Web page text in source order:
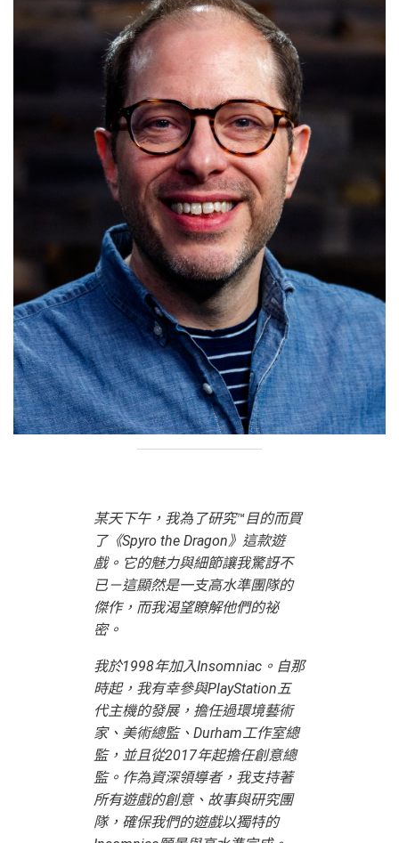
某天下午，我為了研究™目的而買
了《Spyro the Dragon》這款遊
戲。它的魅力與細節讓我驚訝不
已－這顯然是一支高水準團隊的
傑作，而我渴望瞭解他們的祕
密。
我於1998年加入Insomniac。自那
時起，我有幸參與PlayStation五
代主機的發展，擔任過環境藝術
家、美術總監、Durham工作室總
監，並且從2017年起擔任創意總
監。作為資深領導者，我支持著
所有遊戲的創意、故事與研究團
隊，確保我們的遊戲以獨特的